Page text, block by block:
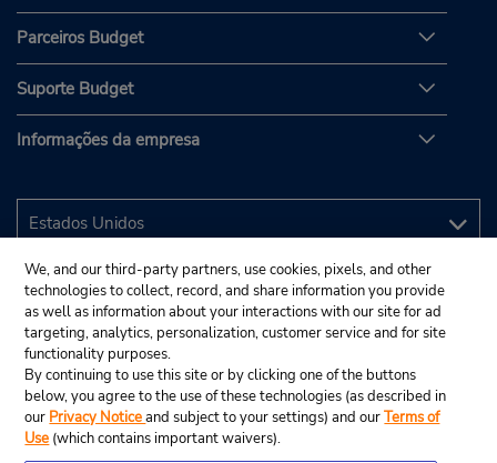
Parceiros Budget
Suporte Budget
Informações da empresa
We, and our third-party partners, use cookies, pixels, and other
technologies to collect, record, and share information you provide
as well as information about your interactions with our site for ad
targeting, analytics, personalization, customer service and for site
functionality purposes.
By continuing to use this site or by clicking one of the buttons
below, you agree to the use of these technologies (as described in
our Privacy Noticeand subject to your settings) and ourTerms of
Use (which contains important waivers).